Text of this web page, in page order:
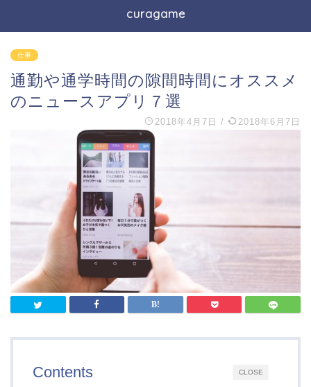
curagame
仕事
通勤や通学時間の隙間時間にオススメ
のニュースアプリ７選
2018年4月7日 / 2018年6月7日
CLOSE
Contents